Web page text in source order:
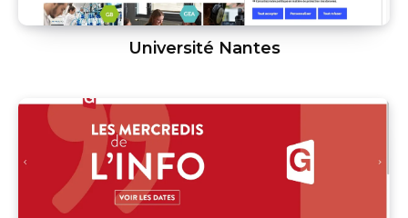
Université Nantes